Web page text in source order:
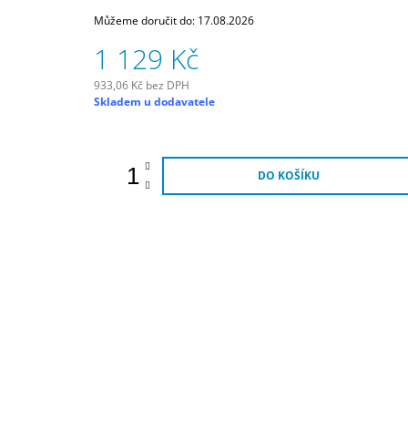
produktu
0,0
5
hvězdiček.
Můžeme doručit do: 17.08.2026
1 129 Kč
933,06 Kč bez DPH
Měrná
Skladem u dodavatele
DO KOŠÍKU